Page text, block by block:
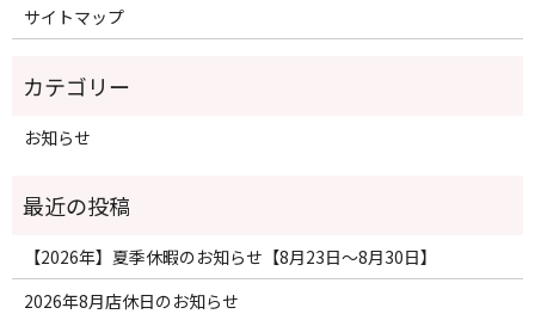
サイトマップ
お知らせ
【2026年】夏季休暇のお知らせ【8月23日〜8月30日】
2026年8月店休日のお知らせ